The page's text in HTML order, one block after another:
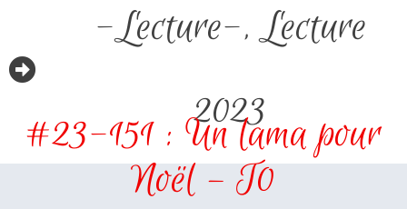
-Lecture-,Lecture
2023
#23-151 : Un lama pour
Noël – T0